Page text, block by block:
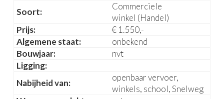
Soort:
Commerciele
winkel (Handel)
Prijs:
€ 1.550,-
Algemene staat:
onbekend
Bouwjaar:
nvt
Ligging:
Nabijheid van:
openbaar vervoer,
winkels, school, Snelweg